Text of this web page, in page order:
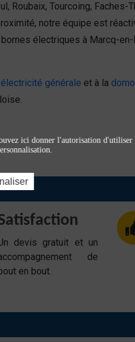
Roubaix, Tourcoing, Faches-
notre équipe est
électriques à Marcq-
électricité générale et à la
devis gratuit et un
de
en bout.
ici donner l'autorisation d'utiliser